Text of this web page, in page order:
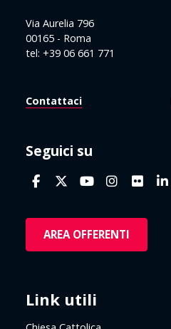
Via Aurelia 796
00165 - Roma
tel: +39 06 661 771
Contattaci
Seguici su
AREA OFFERENTI
Link utili